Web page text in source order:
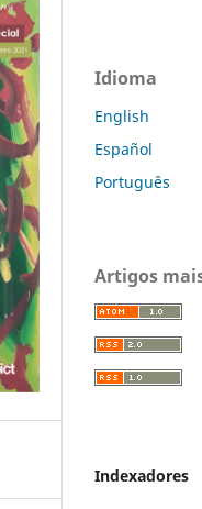
Idioma
English
Español
Português
Artigos
Indexadores